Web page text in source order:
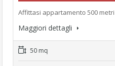
Affittasi appartamento 500
Maggiori dettagli
50 mq